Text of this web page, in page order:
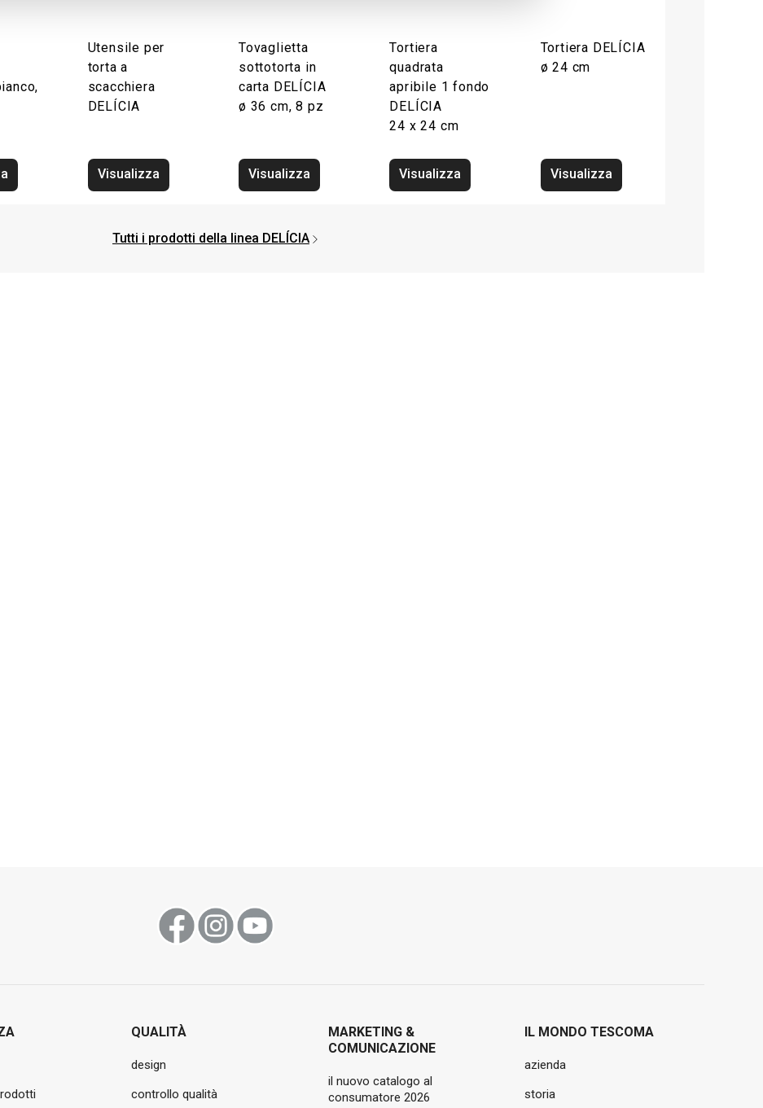
Utensile per
torta a
scacchiera
DELÍCIA
Visualizza
Tovaglietta
sottotorta in
carta DELÍCIA
ø 36 cm, 8 pz
Visualizza
Tortiera
quadrata
apribile 1 fondo
DELÍCIA
24 x 24 cm
Visualizza
Tortiera DELÍCIA
ø 24 cm
Visualizza
Tutti i prodotti della linea DELÍCIA
QUALITÀ
design
controllo qualità
MARKETING &
COMUNICAZIONE
il nuovo catalogo al
consumatore 2026
IL MONDO TESCOMA
azienda
storia